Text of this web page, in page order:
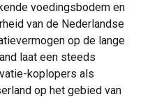
voedingsbodem en
van de Nederlandse
op de lange
laat een steeds
koplopers als
op het gebied van